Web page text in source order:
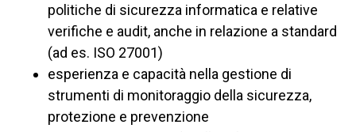
politiche di sicurezza informatica e relative
verifiche e audit, anche in relazione a standard
(ad es. ISO 27001)
esperienza e capacità nella gestione di
strumenti di monitoraggio della sicurezza,
protezione e prevenzione